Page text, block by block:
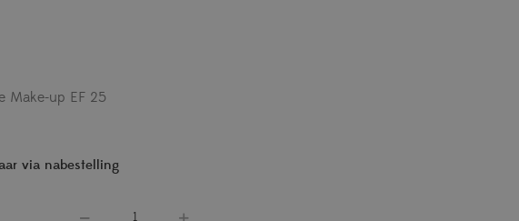
Make-up EF 25
via nabestelling